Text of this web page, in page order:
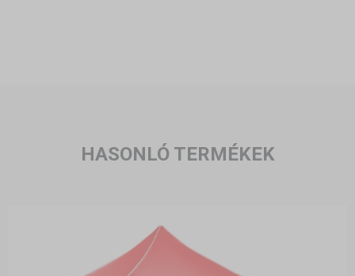
HASONLÓ TERMÉKEK